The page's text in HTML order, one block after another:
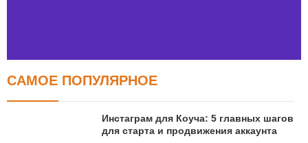
Тест FERMI
в 5 главных сферах
САМОЕ ПОПУЛЯРНОЕ
Инстаграм для Коуча: 5 главных шагов
для старта и продвижения аккаунта